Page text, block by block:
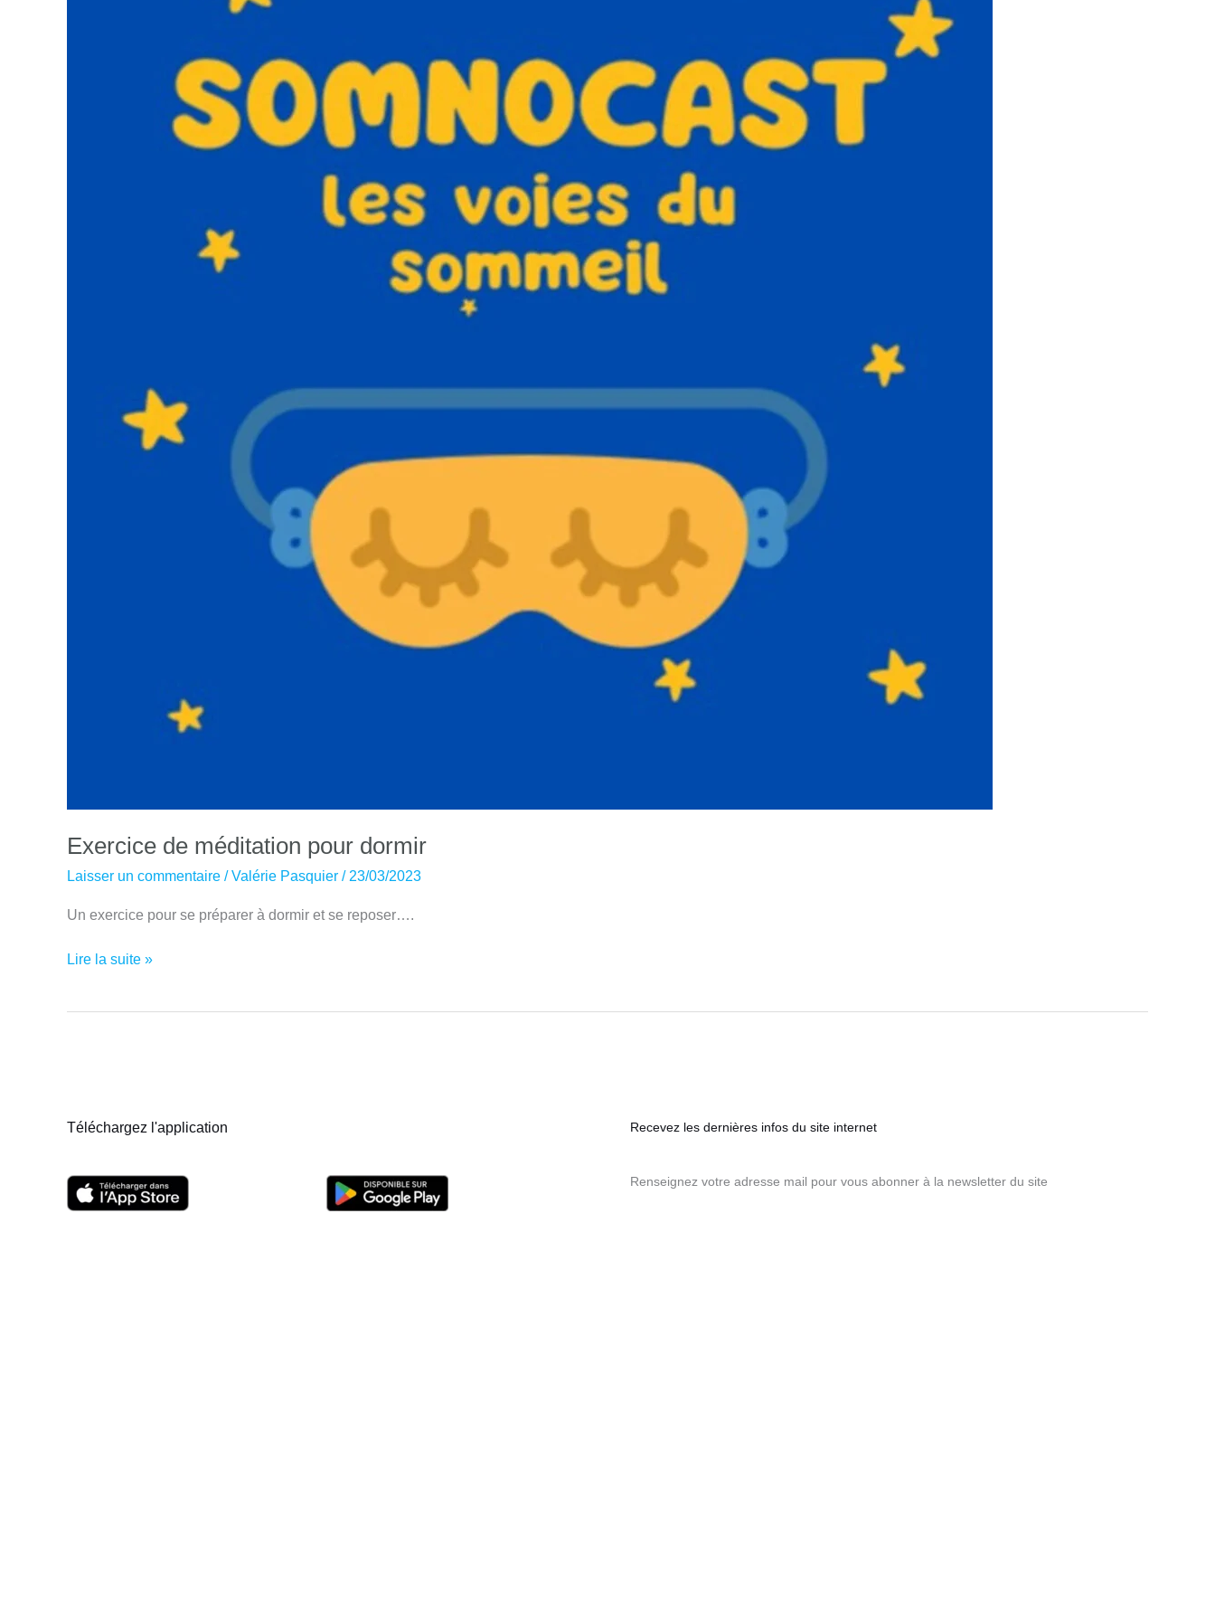
Exercice de méditation pour dormir
Laisser un commentaire /Valérie Pasquier / 23/03/2023
Un exercice pour se préparer à dormir et se reposer….
Exercice
Lire la suite »
Téléchargez l'application Recevez les dernières infos du site internet
Renseignez votre adresse mail pour vous abonner à la newsletter du site